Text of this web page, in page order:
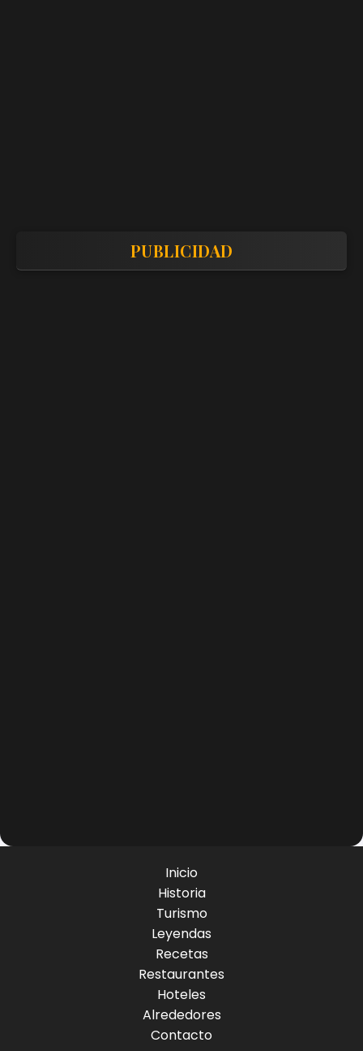
PUBLICIDAD
Inicio
Historia
Turismo
Leyendas
Recetas
Restaurantes
Hoteles
Alrededores
Contacto